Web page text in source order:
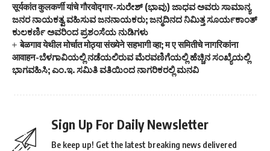
सूर्यकांत कुलकर्णी यांचे गौरवोद्गार-ಸುರೇಶ್ (ಭಾವು) ಜಾಧವ ಅವರು ಸಾಮಾನ್ಯ
ಜನರ ನಾಯಕತ್ವ ವಹಿಸುವ ಜನನಾಯಕರು; ಜನ್ಮದಿನದ ನಿಮಿತ್ತ ಸೂರ್ಯಕಾಂತ್
ಕುಲಕರ್ಣಿ ಅವರಿಂದ ಪ್ರಶಂಸೆಯ ನುಡಿಗಳು
बेळगाव येथील मोर्चात मोठ्या संख्येने सहभागी व्हा; म ए समितीचे नागरिकांना
आवाहन-ಬೆಳಗಾವಿಯಲ್ಲಿ ನಡೆಯಲಿರುವ ಮೆರವಣಿಗೆಯಲ್ಲಿ ಹೆಚ್ಚಿನ ಸಂಖ್ಯೆಯಲ್ಲಿ
ಭಾಗವಹಿಸಿ; ಎಂ.ಇ. ಸಮಿತಿ ವತಿಯಿಂದ ನಾಗರಿಕರಲ್ಲಿ ಮನವಿ
Sign Up For Daily Newsletter
Be keep up! Get the latest breaking news delivered